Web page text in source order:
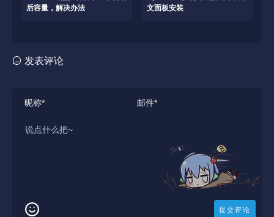
后容量，解决办法
文面板安装
发表评论